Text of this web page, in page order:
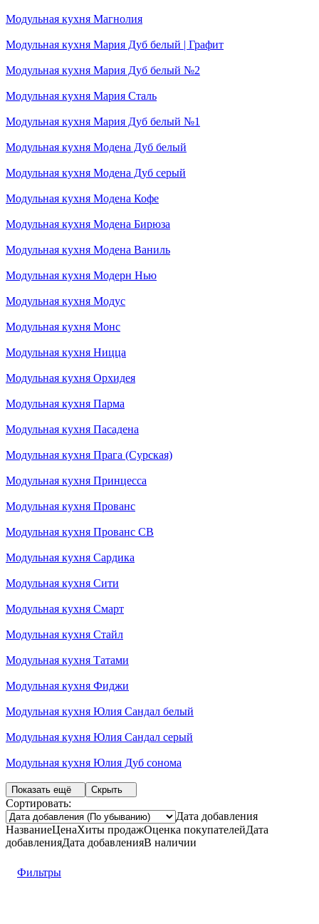
Модульная кухня Магнолия
Модульная кухня Мария Дуб белый | Графит
Модульная кухня Мария Дуб белый №2
Модульная кухня Мария Сталь
Модульная кухня Мария Дуб белый №1
Модульная кухня Модена Дуб белый
Модульная кухня Модена Дуб серый
Модульная кухня Модена Кофе
Модульная кухня Модена Бирюза
Модульная кухня Модена Ваниль
Модульная кухня Модерн Нью
Модульная кухня Модус
Модульная кухня Монс
Модульная кухня Ницца
Модульная кухня Орхидея
Модульная кухня Парма
Модульная кухня Пасадена
Модульная кухня Прага (Сурская)
Модульная кухня Принцесса
Модульная кухня Прованс
Модульная кухня Прованс СВ
Модульная кухня Сардика
Модульная кухня Сити
Модульная кухня Смарт
Модульная кухня Стайл
Модульная кухня Татами
Модульная кухня Фиджи
Модульная кухня Юлия Сандал белый
Модульная кухня Юлия Сандал серый
Модульная кухня Юлия Дуб сонома
Показать ещё Скрыть
Сортировать:
Дата добавления
НазваниеЦенаХиты продажОценка покупателейДата
добавленияДата добавленияВ наличии
Фильтры